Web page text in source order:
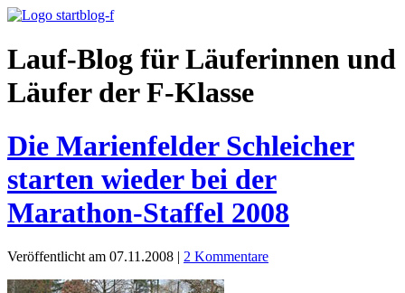
Lauf-Blog für Läuferinnen und
Läufer der F-Klasse
Die Marienfelder Schleicher
starten wieder bei der
Marathon-Staffel 2008
Veröffentlicht am 07.11.2008 | 2 Kommentare